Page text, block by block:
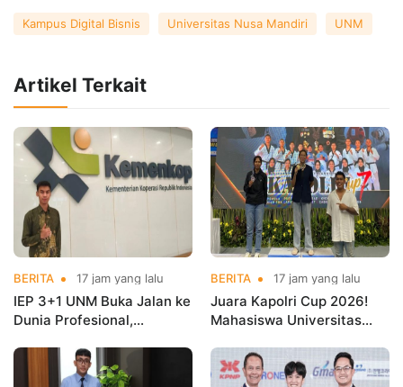
Kampus Digital Bisnis Universitas Nusa Mandiri UNM
Artikel Terkait
BERITA 17 jam yang lalu
IEP 3+1 UNM Buka Jalan ke
Dunia Profesional,
Kementerian Koperasi
BERITA 17 jam yang lalu
Juara Kapolri Cup 2026!
Mahasiswa Universitas
Nama Kampus di Kejurnas
Taekwondo